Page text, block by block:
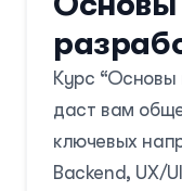
✅ 2 месяц –
собственных
✅ 3 месяц –
Курс “Основы
даст вам
ключевых
Backend, UX/